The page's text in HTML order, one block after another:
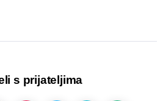
s prijateljima